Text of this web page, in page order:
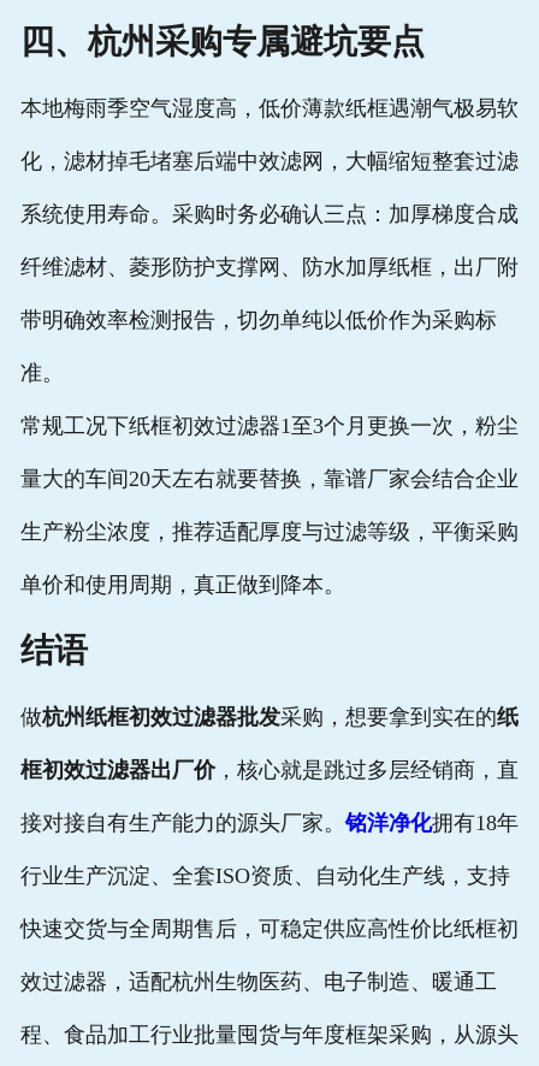
四、杭州采购专属避坑要点
本地梅雨季空气湿度高，低价薄款纸框遇潮气极易软
化，滤材掉毛堵塞后端中效滤网，大幅缩短整套过滤
系统使用寿命。采购时务必确认三点：加厚梯度合成
纤维滤材、菱形防护支撑网、防水加厚纸框，出厂附
带明确效率检测报告，切勿单纯以低价作为采购标
准。
常规工况下纸框初效过滤器1至3个月更换一次，粉尘
量大的车间20天左右就要替换，靠谱厂家会结合企业
生产粉尘浓度，推荐适配厚度与过滤等级，平衡采购
单价和使用周期，真正做到降本。
结语
做杭州纸框初效过滤器批发采购，想要拿到实在的纸
框初效过滤器出厂价，核心就是跳过多层经销商，直
接对接自有生产能力的源头厂家。铭洋净化拥有18年
行业生产沉淀、全套ISO资质、自动化生产线，支持
快速交货与全周期售后，可稳定供应高性价比纸框初
效过滤器，适配杭州生物医药、电子制造、暖通工
程、食品加工行业批量囤货与年度框架采购，从源头